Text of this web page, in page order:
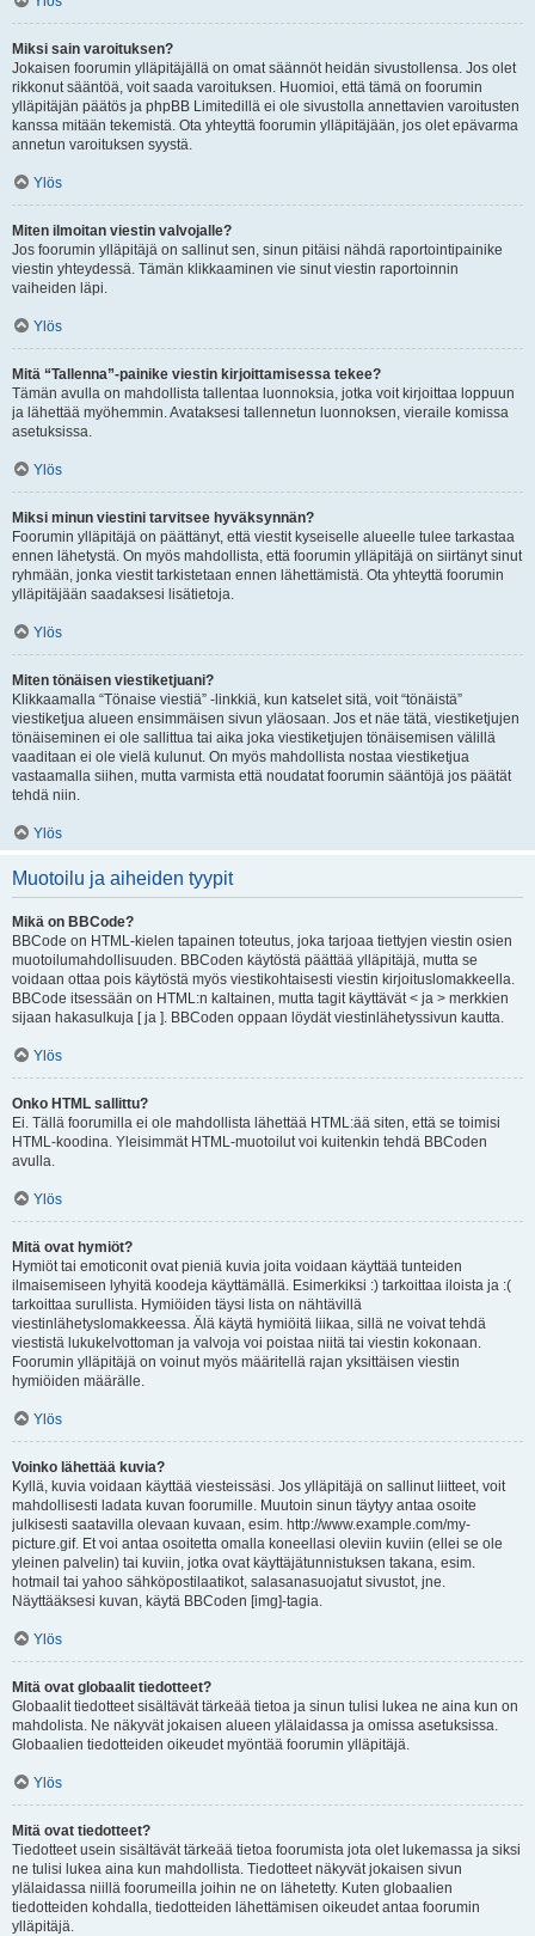
Miksi sain varoituksen?
Jokaisen foorumin ylläpitäjällä on omat säännöt heidän sivustollensa. Jos olet
rikkonut sääntöä, voit saada varoituksen. Huomioi, että tämä on foorumin
ylläpitäjän päätös ja phpBB Limitedillä ei ole sivustolla annettavien varoitusten
kanssa mitään tekemistä. Ota yhteyttä foorumin ylläpitäjään, jos olet epävarma
annetun varoituksen syystä.
Ylös
Miten ilmoitan viestin valvojalle?
Jos foorumin ylläpitäjä on sallinut sen, sinun pitäisi nähdä raportointipainike
viestin yhteydessä. Tämän klikkaaminen vie sinut viestin raportoinnin
vaiheiden läpi.
Ylös
Mitä “Tallenna”-painike viestin kirjoittamisessa tekee?
Tämän avulla on mahdollista tallentaa luonnoksia, jotka voit kirjoittaa loppuun
ja lähettää myöhemmin. Avataksesi tallennetun luonnoksen, vieraile komissa
asetuksissa.
Ylös
Miksi minun viestini tarvitsee hyväksynnän?
Foorumin ylläpitäjä on päättänyt, että viestit kyseiselle alueelle tulee tarkastaa
ennen lähetystä. On myös mahdollista, että foorumin ylläpitäjä on siirtänyt sinut
ryhmään, jonka viestit tarkistetaan ennen lähettämistä. Ota yhteyttä foorumin
ylläpitäjään saadaksesi lisätietoja.
Ylös
Miten tönäisen viestiketjuani?
Klikkaamalla “Tönaise viestiä” -linkkiä, kun katselet sitä, voit “tönäistä”
viestiketjua alueen ensimmäisen sivun yläosaan. Jos et näe tätä, viestiketjujen
tönäiseminen ei ole sallittua tai aika joka viestiketjujen tönäisemisen välillä
vaaditaan ei ole vielä kulunut. On myös mahdollista nostaa viestiketjua
vastaamalla siihen, mutta varmista että noudatat foorumin sääntöjä jos päätät
tehdä niin.
Ylös
Muotoilu ja aiheiden tyypit
Mikä on BBCode?
BBCode on HTML-kielen tapainen toteutus, joka tarjoaa tiettyjen viestin osien
muotoilumahdollisuuden. BBCoden käytöstä päättää ylläpitäjä, mutta se
voidaan ottaa pois käytöstä myös viestikohtaisesti viestin kirjoituslomakkeella.
BBCode itsessään on HTML:n kaltainen, mutta tagit käyttävät < ja > merkkien
sijaan hakasulkuja [ ja ]. BBCoden oppaan löydät viestinlähetyssivun kautta.
Ylös
Onko HTML sallittu?
Ei. Tällä foorumilla ei ole mahdollista lähettää HTML:ää siten, että se toimisi
HTML-koodina. Yleisimmät HTML-muotoilut voi kuitenkin tehdä BBCoden
avulla.
Ylös
Mitä ovat hymiöt?
Hymiöt tai emoticonit ovat pieniä kuvia joita voidaan käyttää tunteiden
ilmaisemiseen lyhyitä koodeja käyttämällä. Esimerkiksi :) tarkoittaa iloista ja :(
tarkoittaa surullista. Hymiöiden täysi lista on nähtävillä
viestinlähetyslomakkeessa. Älä käytä hymiöitä liikaa, sillä ne voivat tehdä
viestistä lukukelvottoman ja valvoja voi poistaa niitä tai viestin kokonaan.
Foorumin ylläpitäjä on voinut myös määritellä rajan yksittäisen viestin
hymiöiden määrälle.
Ylös
Voinko lähettää kuvia?
Kyllä, kuvia voidaan käyttää viesteissäsi. Jos ylläpitäjä on sallinut liitteet, voit
mahdollisesti ladata kuvan foorumille. Muutoin sinun täytyy antaa osoite
julkisesti saatavilla olevaan kuvaan, esim. http://www.example.com/my-
picture.gif. Et voi antaa osoitetta omalla koneellasi oleviin kuviin (ellei se ole
yleinen palvelin) tai kuviin, jotka ovat käyttäjätunnistuksen takana, esim.
hotmail tai yahoo sähköpostilaatikot, salasanasuojatut sivustot, jne.
Näyttääksesi kuvan, käytä BBCoden [img]-tagia.
Ylös
Mitä ovat globaalit tiedotteet?
Globaalit tiedotteet sisältävät tärkeää tietoa ja sinun tulisi lukea ne aina kun on
mahdolista. Ne näkyvät jokaisen alueen ylälaidassa ja omissa asetuksissa.
Globaalien tiedotteiden oikeudet myöntää foorumin ylläpitäjä.
Ylös
Mitä ovat tiedotteet?
Tiedotteet usein sisältävät tärkeää tietoa foorumista jota olet lukemassa ja siksi
ne tulisi lukea aina kun mahdollista. Tiedotteet näkyvät jokaisen sivun
ylälaidassa niillä foorumeilla joihin ne on lähetetty. Kuten globaalien
tiedotteiden kohdalla, tiedotteiden lähettämisen oikeudet antaa foorumin
ylläpitäjä.